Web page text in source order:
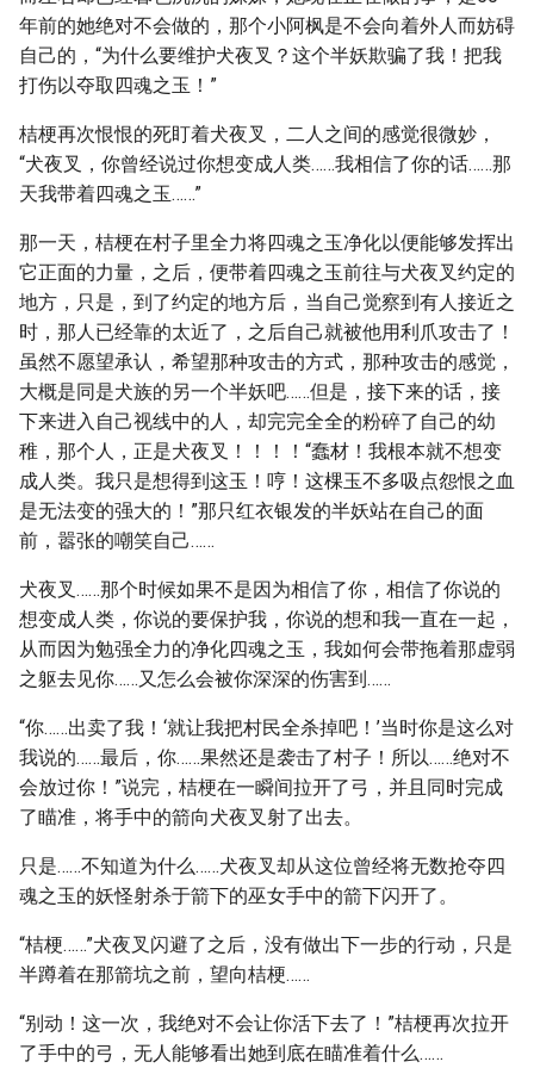
年前的她绝对不会做的，那个小阿枫是不会向着外人而妨碍
自己的，“为什么要维护犬夜叉？这个半妖欺骗了我！把我
打伤以夺取四魂之玉！”
桔梗再次恨恨的死盯着犬夜叉，二人之间的感觉很微妙，
“犬夜叉，你曾经说过你想变成人类……我相信了你的话……那
天我带着四魂之玉……”
那一天，桔梗在村子里全力将四魂之玉净化以便能够发挥出
它正面的力量，之后，便带着四魂之玉前往与犬夜叉约定的
地方，只是，到了约定的地方后，当自己觉察到有人接近之
时，那人已经靠的太近了，之后自己就被他用利爪攻击了！
虽然不愿望承认，希望那种攻击的方式，那种攻击的感觉，
大概是同是犬族的另一个半妖吧……但是，接下来的话，接
下来进入自己视线中的人，却完完全全的粉碎了自己的幼
稚，那个人，正是犬夜叉！！！！“蠢材！我根本就不想变
成人类。我只是想得到这玉！哼！这棵玉不多吸点怨恨之血
是无法变的强大的！”那只红衣银发的半妖站在自己的面
前，嚣张的嘲笑自己……
犬夜叉……那个时候如果不是因为相信了你，相信了你说的
想变成人类，你说的要保护我，你说的想和我一直在一起，
从而因为勉强全力的净化四魂之玉，我如何会带拖着那虚弱
之躯去见你……又怎么会被你深深的伤害到……
“你……出卖了我！‘就让我把村民全杀掉吧！’当时你是这么对
我说的……最后，你……果然还是袭击了村子！所以……绝对不
会放过你！”说完，桔梗在一瞬间拉开了弓，并且同时完成
了瞄准，将手中的箭向犬夜叉射了出去。
只是……不知道为什么……犬夜叉却从这位曾经将无数抢夺四
魂之玉的妖怪射杀于箭下的巫女手中的箭下闪开了。
“桔梗……”犬夜叉闪避了之后，没有做出下一步的行动，只是
半蹲着在那箭坑之前，望向桔梗……
“别动！这一次，我绝对不会让你活下去了！”桔梗再次拉开
了手中的弓，无人能够看出她到底在瞄准着什么……